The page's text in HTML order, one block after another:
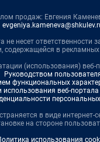
продаж: Евгения
не несет ответственности
содержащейся в рекламных
(использования) веб-
Руководством
функциональных
веб-портала
в виде интернет-
на стороне
использования